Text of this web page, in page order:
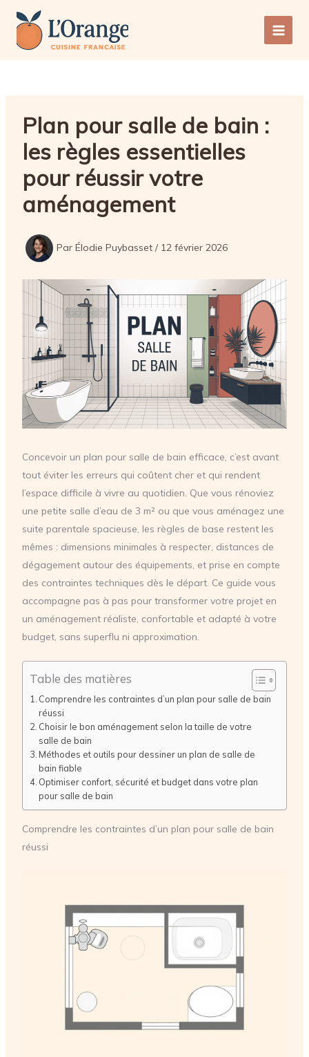
contenu
Main
Plan pour salle de bain :
les règles essentielles
pour réussir votre
aménagement
Par Élodie Puybasset / 12 février 2026
Concevoir un plan pour salle de bain efficace, c’est avant
tout éviter les erreurs qui coûtent cher et qui rendent
l’espace difficile à vivre au quotidien. Que vous rénoviez
une petite salle d’eau de 3 m² ou que vous aménagez une
suite parentale spacieuse, les règles de base restent les
mêmes : dimensions minimales à respecter, distances de
dégagement autour des équipements, et prise en compte
des contraintes techniques dès le départ. Ce guide vous
accompagne pas à pas pour transformer votre projet en
un aménagement réaliste, confortable et adapté à votre
budget, sans superflu ni approximation.
Table des matières
Comprendre les contraintes d’un plan pour salle de bain
réussi
Choisir le bon aménagement selon la taille de votre
salle de bain
Méthodes et outils pour dessiner un plan de salle de
bain fiable
Optimiser confort, sécurité et budget dans votre plan
pour salle de bain
Comprendre les contraintes d’un plan pour salle de bain
réussi